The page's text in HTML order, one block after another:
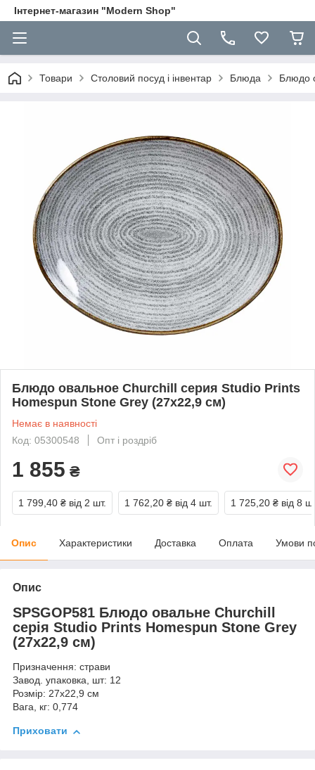
Інтернет-магазин "Modern Shop"
Товари Столовий посуд і інвентар Блюда Блюдо
Блюдо овальное Churchill серия Studio Prints
Homespun Stone Grey (27х22,9 см)
Немає в наявності
Код: 05300548
Опт і роздріб
1 855 ₴
1 799,40 ₴ від 2 шт. 1 762,20 ₴ від 4 шт. 1 725,20 ₴ від 8
Опис Характеристики Доставка Оплата Умови
Опис
SPSGOP581 Блюдо овальне Churchill
серія Studio Prints Homespun Stone Grey
(27х22,9 см)
Призначення: страви
Завод. упаковка, шт: 12
Розмір: 27х22,9 см
Вага, кг: 0,774
Приховати